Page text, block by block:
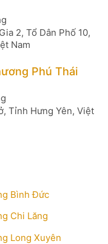
2, Tổ Dân Phố 10,
Nam
Phú Thái
Tỉnh Hưng Yên, Việt
Bình Đức
Chi Lăng
Long Xuyên